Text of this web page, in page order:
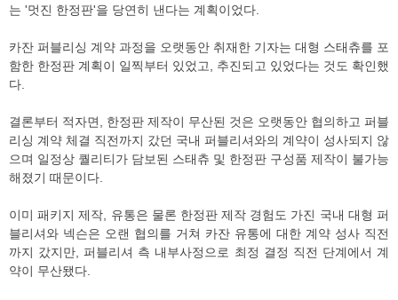
는 '멋진 한정판'을 당연히 낸다는 계획이었다.
카잔 퍼블리싱 계약 과정을 오랫동안 취재한 기자는 대형 스태츄를 포
함한 한정판 계획이 일찍부터 있었고, 추진되고 있었다는 것도 확인했
다.
결론부터 적자면, 한정판 제작이 무산된 것은 오랫동안 협의하고 퍼블
리싱 계약 체결 직전까지 갔던 국내 퍼블리셔와의 계약이 성사되지 않
으며 일정상 퀄리티가 담보된 스태츄 및 한정판 구성품 제작이 불가능
해졌기 때문이다.
이미 패키지 제작, 유통은 물론 한정판 제작 경험도 가진 국내 대형 퍼
블리셔와 넥슨은 오랜 협의를 거쳐 카잔 유통에 대한 계약 성사 직전
까지 갔지만, 퍼블리셔 측 내부사정으로 최정 결정 직전 단계에서 계
약이 무산됐다.